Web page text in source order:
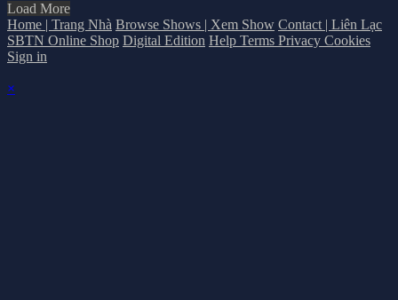
Load More
Home | Trang Nhà Browse Shows | Xem Show Contact | Liên Lạc
SBTN Online Shop Digital Edition Help Terms Privacy Cookies
Sign in
×